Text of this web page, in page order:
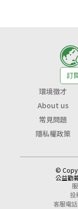
訂
環境徵才
About us
常見問題
隱私權政策
©
公益勸
投
客服電